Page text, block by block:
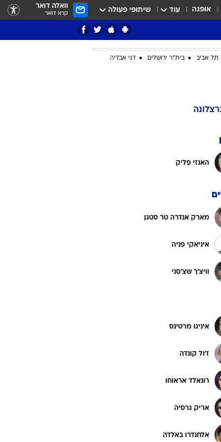
אופנה עוד שיתופי פעולה וואלה דואר
קרא דואר
דאבל דריבל
מחוץ לקווים
ספורט בחקירה
מונדיאל 2014
יורו 2012
תל אביב בית"ר ירושלים דני אבדיה
האנזי פליק
מארק אנדרה טר סטגן
איניאקי פניה
וויצ'ך שצ'סני
איניגו מרטינס
ז'ול קונדה
רונאלד אראוחו
אריק גרסיה
אלחנדרו באלדה